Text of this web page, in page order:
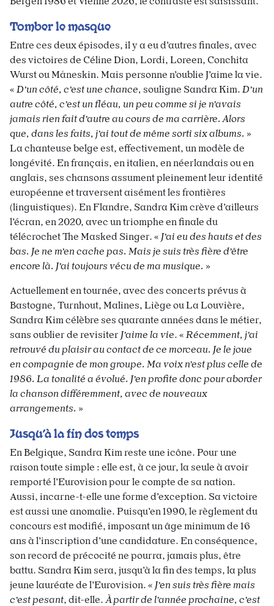
Tomber le masque
Entre ces deux épisodes, il y a eu d’autres finales, avec
des victoires de Céline Dion, Lordi, Loreen, Conchita
Wurst ou Måneskin. Mais personne n’oublie J’aime la vie.
« D’un côté, c’est une chance, souligne Sandra Kim. D’un
autre côté, c’est un fléau, un peu comme si je n’avais
jamais rien fait d’autre au cours de ma carrière. Alors
que, dans les faits, j’ai tout de même sorti six albums. »
La chanteuse belge est, effectivement, un modèle de
longévité. En français, en italien, en néerlandais ou en
anglais, ses chansons assument pleinement leur identité
européenne et traversent aisément les frontières
(linguistiques). En Flandre, Sandra Kim crève d’ailleurs
l’écran, en 2020, avec un triomphe en finale du
télécrochet The Masked Singer. « J’ai eu des hauts et des
bas. Je ne m’en cache pas. Mais je suis très fière d’être
encore là. J’ai toujours vécu de ma musique. »
Actuellement en tournée, avec des concerts prévus à
Bastogne, Turnhout, Malines, Liège ou La Louvière,
Sandra Kim célèbre ses quarante années dans le métier,
sans oublier de revisiter J’aime la vie. « Récemment, j’ai
retrouvé du plaisir au contact de ce morceau. Je le joue
en compagnie de mon groupe. Ma voix n’est plus celle de
1986. La tonalité a évolué. J’en profite donc pour aborder
la chanson différemment, avec de nouveaux
arrangements. »
Jusqu’à la fin des temps
En Belgique, Sandra Kim reste une icône. Pour une
raison toute simple : elle est, à ce jour, la seule à avoir
remporté l’Eurovision pour le compte de sa nation.
Aussi, incarne-t-elle une forme d’exception. Sa victoire
est aussi une anomalie. Puisqu’en 1990, le règlement du
concours est modifié, imposant un âge minimum de 16
ans à l’inscription d’une candidature. En conséquence,
son record de précocité ne pourra, jamais plus, être
battu. Sandra Kim sera, jusqu’à la fin des temps, la plus
jeune lauréate de l’Eurovision. « J’en suis très fière mais
c’est pesant, dit-elle. À partir de l’année prochaine, c’est